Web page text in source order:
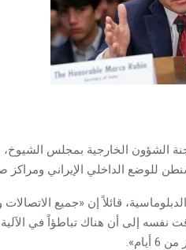
الشؤون الخارجية بمجلس
للوضع الداخلي الإيراني ومراكز
قائلاً إن «جميع الاتصالات
نفسه إلى أن هناك تباطؤاً في الآلية